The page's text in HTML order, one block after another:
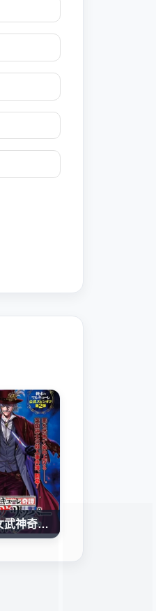
终末的女武神奇谭·开膛手杰克事件簿